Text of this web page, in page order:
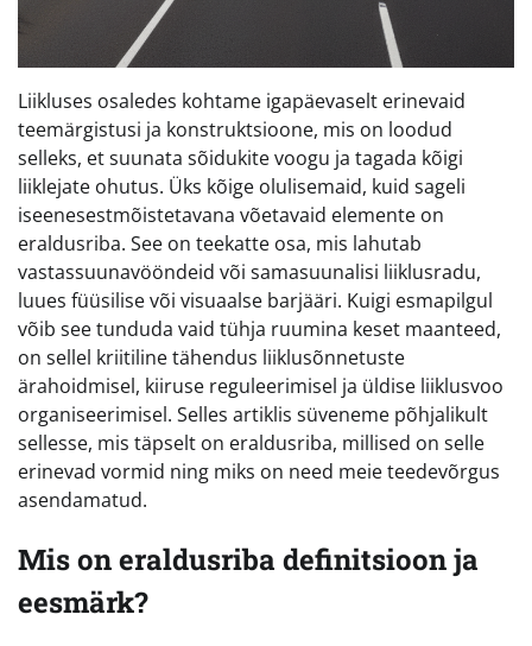
Liikluses osaledes kohtame igapäevaselt erinevaid
teemärgistusi ja konstruktsioone, mis on loodud
selleks, et suunata sõidukite voogu ja tagada kõigi
liiklejate ohutus. Üks kõige olulisemaid, kuid sageli
iseenesestmõistetavana võetavaid elemente on
eraldusriba. See on teekatte osa, mis lahutab
vastassuunavööndeid või samasuunalisi liiklusradu,
luues füüsilise või visuaalse barjääri. Kuigi esmapilgul
võib see tunduda vaid tühja ruumina keset maanteed,
on sellel kriitiline tähendus liiklusõnnetuste
ärahoidmisel, kiiruse reguleerimisel ja üldise liiklusvoo
organiseerimisel. Selles artiklis süveneme põhjalikult
sellesse, mis täpselt on eraldusriba, millised on selle
erinevad vormid ning miks on need meie teedevõrgus
asendamatud.
Mis on eraldusriba definitsioon ja
eesmärk?